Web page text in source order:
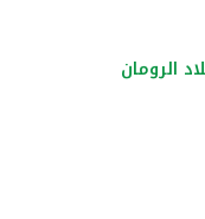
الرومان